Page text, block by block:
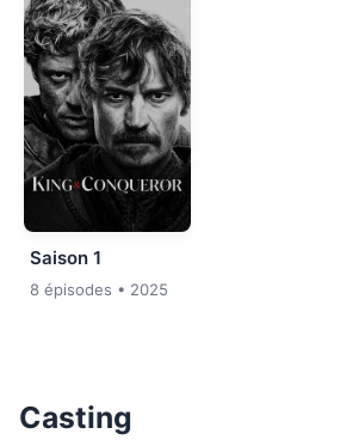
Saison 1
8 épisodes • 2025
Casting